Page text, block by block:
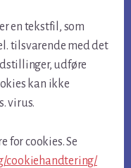
en tekstfil, som
tilsvarende med det
udføre
kan ikke
virus.
for cookies. Se
cookiehandtering/